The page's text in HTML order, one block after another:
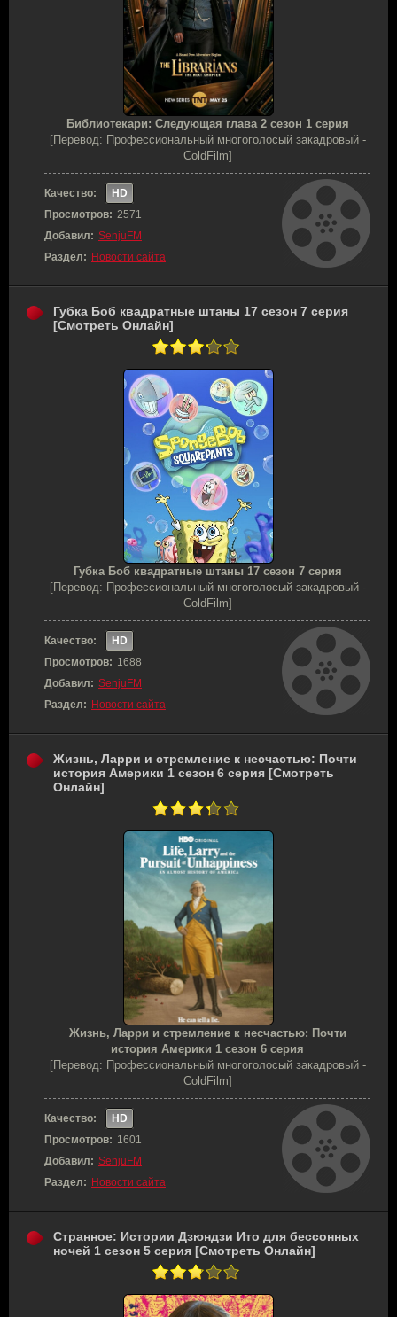
Библиотекари: Следующая глава 2 сезон 1 серия
[Перевод: Профессиональный многоголосый закадровый -
ColdFilm]
Качество:
HD
Просмотров: 2571
Добавил: SenjuFM
Раздел: Новости сайта
Губка Боб квадратные штаны 17 сезон 7 серия
[Смотреть Онлайн]
Губка Боб квадратные штаны 17 сезон 7 серия
[Перевод: Профессиональный многоголосый закадровый -
ColdFilm]
Качество:
HD
Просмотров: 1688
Добавил: SenjuFM
Раздел: Новости сайта
Жизнь, Ларри и стремление к несчастью: Почти
история Америки 1 сезон 6 серия [Смотреть
Онлайн]
Жизнь, Ларри и стремление к несчастью: Почти
история Америки 1 сезон 6 серия
[Перевод: Профессиональный многоголосый закадровый -
ColdFilm]
Качество:
HD
Просмотров: 1601
Добавил: SenjuFM
Раздел: Новости сайта
Странное: Истории Дзюндзи Ито для бессонных
ночей 1 сезон 5 серия [Смотреть Онлайн]